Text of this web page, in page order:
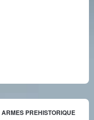
PREHISTORIQUE